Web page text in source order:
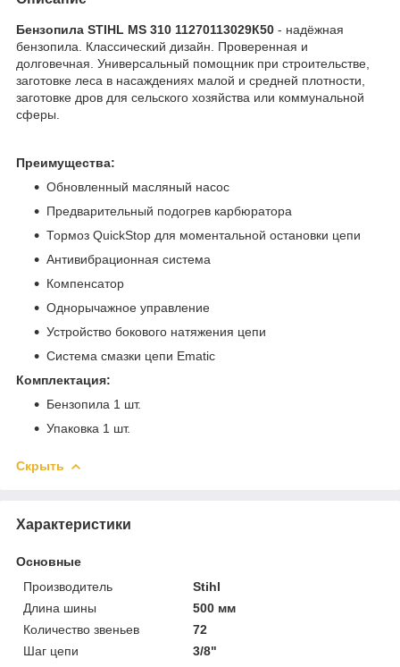
Бензопила STIHL MS 310 11270113029К50 - надёжная
бензопила. Классический дизайн. Проверенная и
долговечная. Универсальный помощник при строительстве,
заготовке леса в насаждениях малой и средней плотности,
заготовке дров для сельского хозяйства или коммунальной
сферы.
Преимущества:
Обновленный масляный насос
Предварительный подогрев карбюратора
Тормоз QuickStop для моментальной остановки цепи
Антивибрационная система
Компенсатор
Однорычажное управление
Устройство бокового натяжения цепи
Система смазки цепи Ematic
Комплектация:
Бензопила 1 шт.
Упаковка 1 шт.
Скрыть
Характеристики
Основные
Производитель
Stihl
Длина шины
500 мм
Количество звеньев
72
Шаг цепи
3/8"